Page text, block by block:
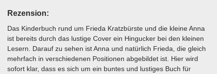
Rezension:
Das Kinderbuch rund um Frieda Kratzbürste und die kleine Anna
ist bereits durch das lustige Cover ein Hingucker bei den kleinen
Lesern. Darauf zu sehen ist Anna und natürlich Frieda, die gleich
mehrfach in verschiedenen Positionen abgebildet ist. Hier wird
sofort klar, dass es sich um ein buntes und lustiges Buch für